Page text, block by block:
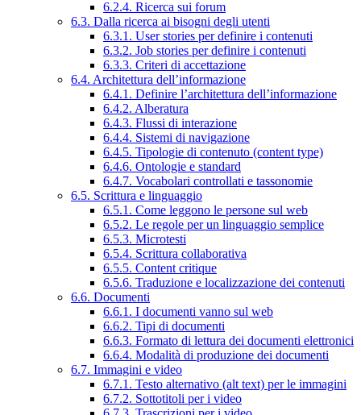
6.2.4. Ricerca sui forum
6.3. Dalla ricerca ai bisogni degli utenti
6.3.1. User stories per definire i contenuti
6.3.2. Job stories per definire i contenuti
6.3.3. Criteri di accettazione
6.4. Architettura dell’informazione
6.4.1. Definire l’architettura dell’informazione
6.4.2. Alberatura
6.4.3. Flussi di interazione
6.4.4. Sistemi di navigazione
6.4.5. Tipologie di contenuto (content type)
6.4.6. Ontologie e standard
6.4.7. Vocabolari controllati e tassonomie
6.5. Scrittura e linguaggio
6.5.1. Come leggono le persone sul web
6.5.2. Le regole per un linguaggio semplice
6.5.3. Microtesti
6.5.4. Scrittura collaborativa
6.5.5. Content critique
6.5.6. Traduzione e localizzazione dei contenuti
6.6. Documenti
6.6.1. I documenti vanno sul web
6.6.2. Tipi di documenti
6.6.3. Formato di lettura dei documenti elettronici
6.6.4. Modalità di produzione dei documenti
6.7. Immagini e video
6.7.1. Testo alternativo (alt text) per le immagini
6.7.2. Sottotitoli per i video